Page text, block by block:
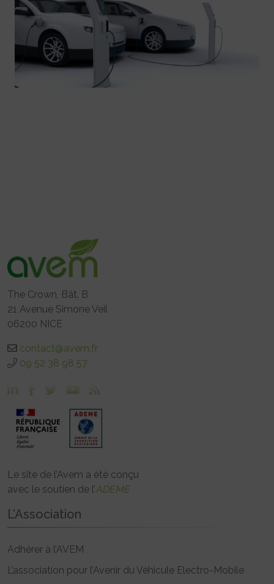
The Crown, Bât. B
21 Avenue Simone Veil
06200 NICE
contact@avem.fr
09 52 38 98 57
Le site de l’Avem a été conçu
avec le soutien de l’ADEME
L’Association
Adhérer à l’AVEM
L’association pour l’Avenir du Véhicule Electro-Mobile